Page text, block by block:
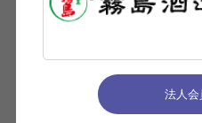
法人会